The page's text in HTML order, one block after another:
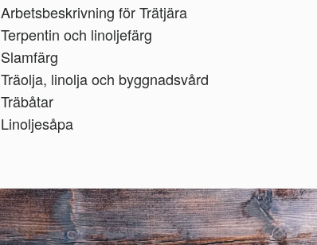
Arbetsbeskrivning för Trätjära
Terpentin och linoljefärg
Slamfärg
Träolja, linolja och byggnadsvård
Träbåtar
Linoljesåpa